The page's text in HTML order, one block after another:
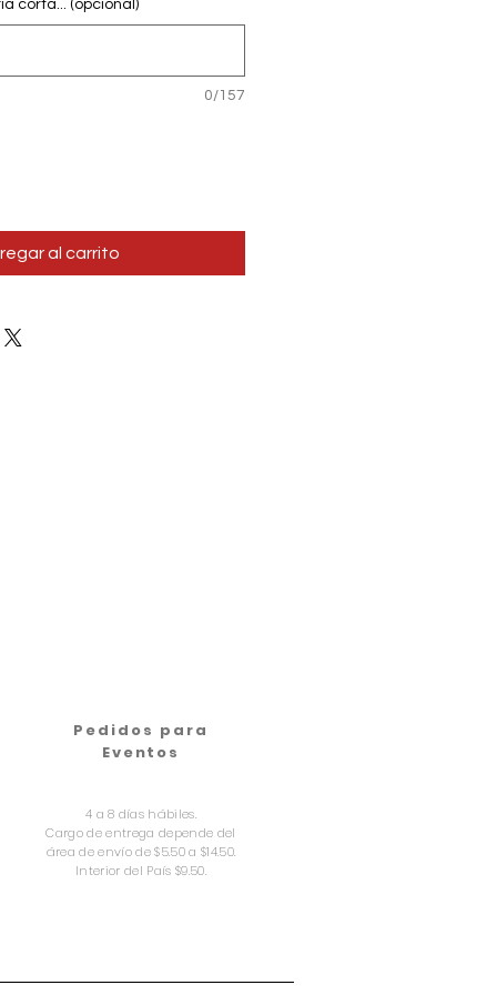
corta... (opcional)
0/157
al carrito
Pedidos para
Eventos
4 a 8 días hábiles.
Cargo de entrega depende del
área de envío de $5.50 a $14.50.
Interior del País $9.50.